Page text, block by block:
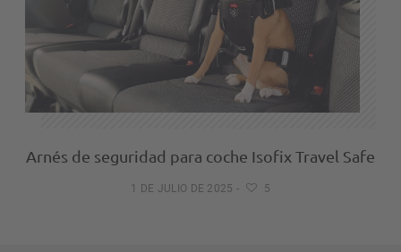
Arnés de seguridad para coche Isofix Travel Safe
1 DE JULIO DE 2025 - 5